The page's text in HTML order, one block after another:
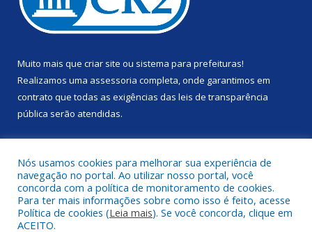
Muito mais que criar site ou sistema para prefeituras!
Realizamos uma assessoria completa, onde garantimos em
contrato que todas as exigências das leis de transparência
pública serão atendidas.
Todos os direitos reservados a Prefeitura Municipal de Anapu.
Nós usamos cookies para melhorar sua experiência de
navegação no portal. Ao utilizar nosso portal, você
concorda com a política de monitoramento de cookies.
Para ter mais informações sobre como isso é feito, acesse
Política de cookies (Leia mais). Se você concorda, clique em
ACEITO.